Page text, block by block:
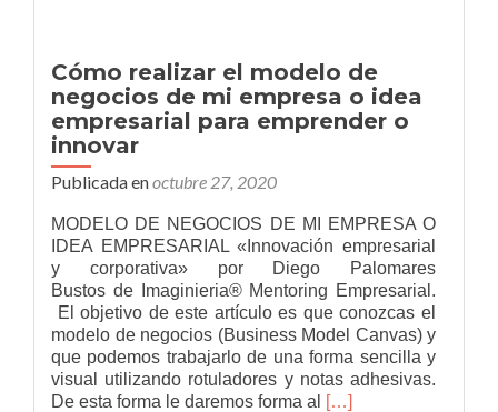
Cómo realizar el modelo de
negocios de mi empresa o idea
empresarial para emprender o
innovar
Publicada enoctubre 27, 2020
MODELO DE NEGOCIOS DE MI EMPRESA O
IDEA EMPRESARIAL «Innovación empresarial
y corporativa» por Diego Palomares
Bustos de Imaginieria® Mentoring Empresarial.
El objetivo de este artículo es que conozcas el
modelo de negocios (Business Model Canvas) y
que podemos trabajarlo de una forma sencilla y
visual utilizando rotuladores y notas adhesivas.
De esta forma le daremos forma al Leer
[…]